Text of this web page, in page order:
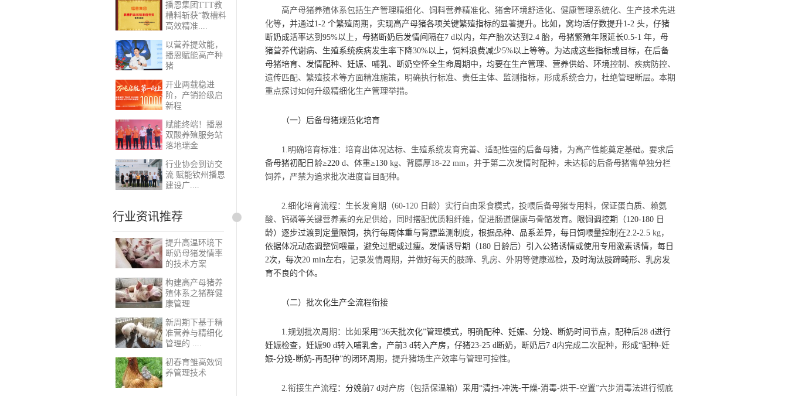
播恩集团TTT教
槽料斩获“教槽料
高效精准....
以营养提效能，
播恩赋能高产种
猪
开业两载稳进
阶，产销拾级启
新程
赋能终端！播恩
双酸养殖服务站
落地瑞金
行业协会到访交
流 赋能钦州播恩
建设广....
行业资讯推荐
提升高温环境下
断奶母猪发情率
的技术方案
构建高产母猪养
殖体系之猪群健
康管理
新周期下基于精
准营养与精细化
管理的 ....
初春育雏高效饲
养管理技术
高产母猪养殖体系包括生产管理精细化、饲料营养精准化、猪舍环境舒适化、健康管理系统化、生产技术先进
化等，并通过1-2 个繁殖周期，实现高产母猪各项关键繁殖指标的显著提升。比如，窝均活仔数提升1-2 头，仔猪
断奶成活率达到 95%以上，母猪断奶后发情间隔在7 d以内，年产胎次达到 2.4 胎，母猪繁殖年限延长0.5-1 年，母
猪营养代谢病、生殖系统疾病发生率下降30%以上，饲料浪费减少5%以上等等。为达成这些指标或目标，在后备
母猪培育、发情配种、妊娠、哺乳、断奶空怀全生命周期中，均要在生产管理、营养供给、环境控制、疾病防控、
遗传匹配、繁殖技术等方面精准施策，明确执行标准、责任主体、监测指标，形成系统合力，杜绝管理断层。本期
重点探讨如何升级精细化生产管理举措。
（一）后备母猪规范化培育
1.明确培育标准：培育出体况达标、生殖系统发育完善、适配性强的后备母猪，为高产性能奠定基础。要求后
备母猪初配日龄≥220 d、体重≥130 kg、背膘厚18-22 mm，并于第二次发情时配种，未达标的后备母猪需单独分栏
饲养，严禁为追求批次进度盲目配种。
2.细化培育流程：生长发育期（60-120 日龄）实行自由采食模式，投喂后备母猪专用料，保证蛋白质、赖氨
酸、钙磷等关键营养素的充足供给，同时搭配优质粗纤维，促进肠道健康与骨骼发育。
限饲调控期（120-180 日
龄）逐步过渡到定量限饲，执行每周体重与背膘监测制度，根据品种、品系差异，每日饲喂量控制在2.2-2.5 kg，
依据体况动态调整饲喂量，避免过肥或过瘦。发情诱导期（180 日龄后） 引入公猪诱情或使用专用激素诱情，每日
2次，每次20 min左右，记录发情周期，并做好每天的肢蹄、乳房、外阴等健康巡检，及时淘汰肢蹄畸形、乳房发
育不良的个体。
（二）批次化生产全流程衔接
1.规划批次周期：比如采用“36天批次化”管理模式，明确配种、妊娠、分娩、断奶时间节点 ， 配种后28 d进行
妊娠检查，妊娠90 d转入哺乳舍，产前3 d转入产房，仔猪23-25 d断奶，断奶后7 d内完成二次配种，形成“配种-妊
娠-分娩-断奶-再配种”的闭环周期 ，提升猪场生产效率与管理可控性。
2.衔接生产流程：分娩前7 d对产房（包括保温箱） 采用“清扫-冲洗-干燥-消毒-烘干-空置”六步消毒法进行彻底